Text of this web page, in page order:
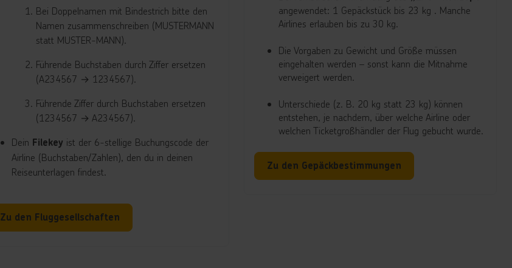
Bei Doppelnamen mit Bindestrich bitte den
Namen zusammenschreiben (MUSTERMANN
statt MUSTER-MANN).
Führende Buchstaben durch Ziffer ersetzen
(A234567 → 1234567).
Führende Ziffer durch Buchstaben ersetzen
(1234567 → A234567).
Dein Filekey ist der 6-stellige Buchungscode der
Airline (Buchstaben/Zahlen), den du in deinen
Reiseunterlagen findest.
Zu den Fluggesellschaften
angewendet: 1 Gepäckstück bis 23 kg . Manche
Airlines erlauben bis zu 30 kg.
Die Vorgaben zu Gewicht und Größe müssen
eingehalten werden – sonst kann die Mitnahme
verweigert werden.
Unterschiede (z. B. 20 kg statt 23 kg) können
entstehen, je nachdem, über welche Airline oder
welchen Ticketgroßhändler der Flug gebucht wurde.
Zu den Gepäckbestimmungen